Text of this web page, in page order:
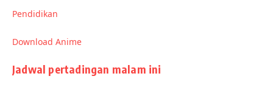
Pendidikan
Download Anime
Jadwal pertadingan malam ini